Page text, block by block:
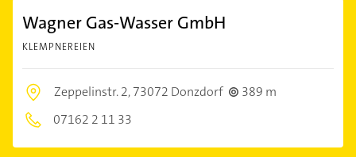
Wagner Gas-Wasser GmbH
KLEMPNEREIEN
Zeppelinstr. 2,73072 Donzdorf
389 m
07162 2 11 33